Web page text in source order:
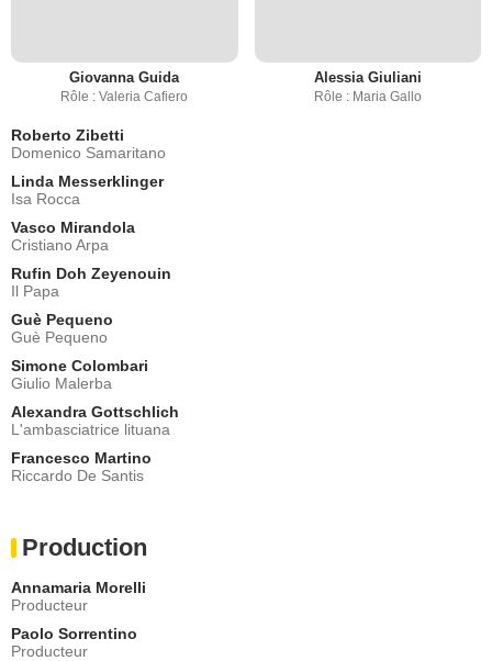
Giovanna Guida
Rôle : Valeria Cafiero
Alessia Giuliani
Rôle : Maria Gallo
Roberto Zibetti
Domenico Samaritano
Linda Messerklinger
Isa Rocca
Vasco Mirandola
Cristiano Arpa
Rufin Doh Zeyenouin
Il Papa
Guè Pequeno
Guè Pequeno
Simone Colombari
Giulio Malerba
Alexandra Gottschlich
L'ambasciatrice lituana
Francesco Martino
Riccardo De Santis
Production
Annamaria Morelli
Producteur
Paolo Sorrentino
Producteur